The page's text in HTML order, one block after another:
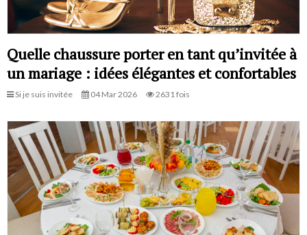
Quelle chaussure porter en tant qu’invitée à
un mariage : idées élégantes et confortables
Si je suis invitée 04 Mar 2026 2631 fois